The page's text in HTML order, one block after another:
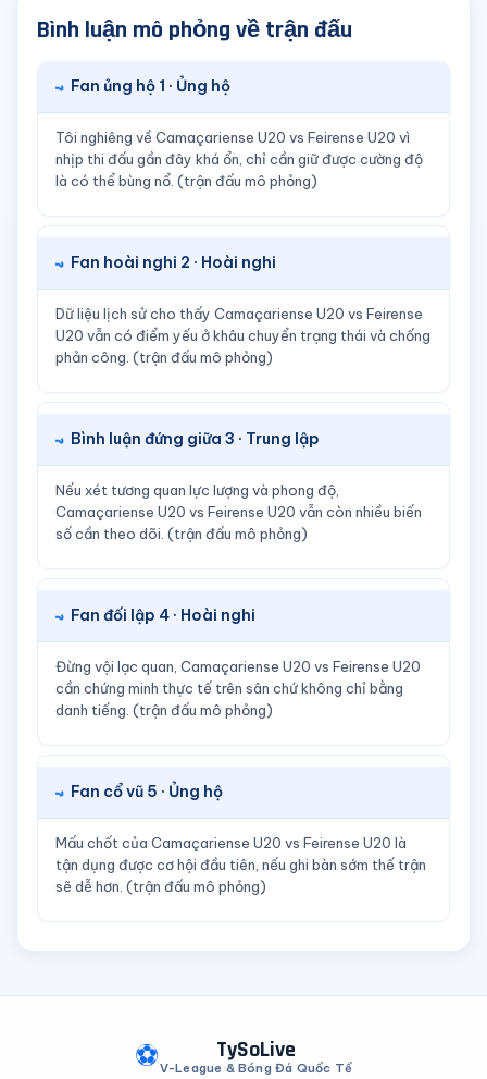
Bình luận mô phỏng về trận đấu
Fan ủng hộ 1 · Ủng hộ
Tôi nghiêng về Camaçariense U20 vs Feirense U20 vì
nhịp thi đấu gần đây khá ổn, chỉ cần giữ được cường độ
là có thể bùng nổ. (trận đấu mô phỏng)
Fan hoài nghi 2 · Hoài nghi
Dữ liệu lịch sử cho thấy Camaçariense U20 vs Feirense
U20 vẫn có điểm yếu ở khâu chuyển trạng thái và chống
phản công. (trận đấu mô phỏng)
Bình luận đứng giữa 3 · Trung lập
Nếu xét tương quan lực lượng và phong độ,
Camaçariense U20 vs Feirense U20 vẫn còn nhiều biến
số cần theo dõi. (trận đấu mô phỏng)
Fan đối lập 4 · Hoài nghi
Đừng vội lạc quan, Camaçariense U20 vs Feirense U20
cần chứng minh thực tế trên sân chứ không chỉ bằng
danh tiếng. (trận đấu mô phỏng)
Fan cổ vũ 5 · Ủng hộ
Mấu chốt của Camaçariense U20 vs Feirense U20 là
tận dụng được cơ hội đầu tiên, nếu ghi bàn sớm thế trận
sẽ dễ hơn. (trận đấu mô phỏng)
⚽ TySoLive
V-League & Bóng Đá Quốc Tế